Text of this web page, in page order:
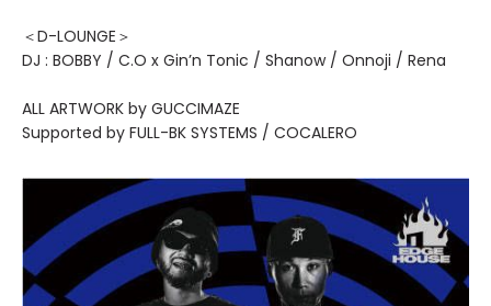
＜D-LOUNGE＞
DJ : BOBBY / C.O x Gin’n Tonic / Shanow / Onnoji / Rena
ALL ARTWORK by GUCCIMAZE
Supported by FULL-BK SYSTEMS / COCALERO